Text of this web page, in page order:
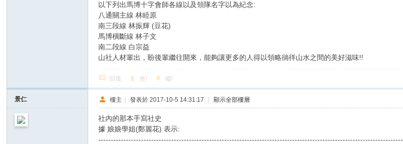
以下列出馬博十字會師各線以及領隊名字以為紀念:
八通關主線 林睦原
南三段線 林振輝 (豆花)
馬博橫斷線 林子文
南二段線 白宗益
山社人材輩出，盼後輩繼往開來，能夠讓更多的人得以領略徜徉山水之間的美好滋味!!
回復 推! 噓!
景仁 樓主 | 發表於 2017-10-5 14:31:17 | 顯示全部樓層
社內的那本手寫社史
據 娘娘學姐(鄭麗花) 表示:
-------------------------------------------------------------------------------------------------------------------------